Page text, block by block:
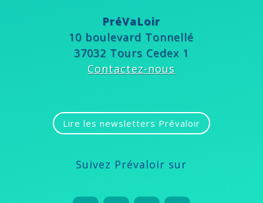
PréVaLoir
10 boulevard Tonnellé
37032 Tours Cedex 1
Contactez-nous
Lire les newsletters Prévaloir
Suivez Prévaloir sur